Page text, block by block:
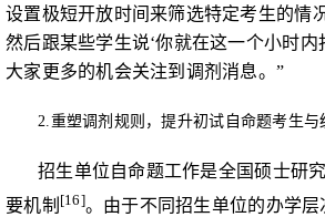
设置极短开放时间来筛选特定考生的情
然后跟某些学生说‘你就在这一个小时内
大家更多的机会关注到调剂消息。”
2. 重塑调剂规则，提升初试自命题考生
招生单位自命题工作是全国硕士研
要机制 [16]。由于不同招生单位的办学